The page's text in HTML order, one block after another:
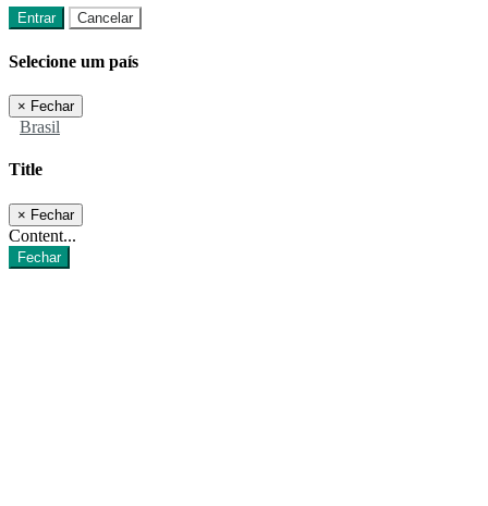
Entrar Cancelar
Selecione um país
× Fechar
Brasil
Title
× Fechar
Content...
Fechar